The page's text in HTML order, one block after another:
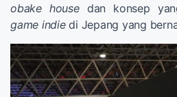
obake housedan konsep
game indiedi Jepang yang